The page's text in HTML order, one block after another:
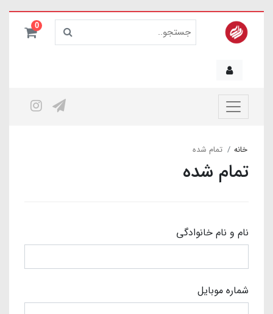
0
خانه تمام شده
تمام شده
نام و نام خانوادگی
شماره موبایل